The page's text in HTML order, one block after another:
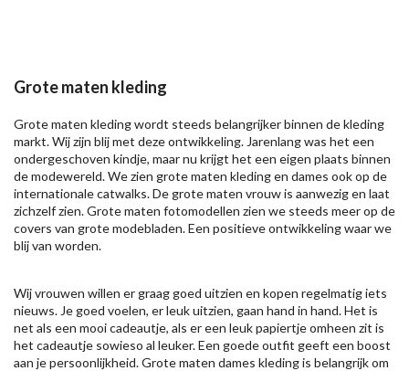
Grote maten kleding
Grote maten kleding wordt steeds belangrijker binnen de kleding
markt. Wij zijn blij met deze ontwikkeling. Jarenlang was het een
ondergeschoven kindje, maar nu krijgt het een eigen plaats binnen
de modewereld. We zien grote maten kleding en dames ook op de
internationale catwalks. De grote maten vrouw is aanwezig en laat
zichzelf zien. Grote maten fotomodellen zien we steeds meer op de
covers van grote modebladen. Een positieve ontwikkeling waar we
blij van worden.
Wij vrouwen willen er graag goed uitzien en kopen regelmatig iets
nieuws. Je goed voelen, er leuk uitzien, gaan hand in hand. Het is
net als een mooi cadeautje, als er een leuk papiertje omheen zit is
het cadeautje sowieso al leuker. Een goede outfit geeft een boost
aan je persoonlijkheid. Grote maten dames kleding is belangrijk om